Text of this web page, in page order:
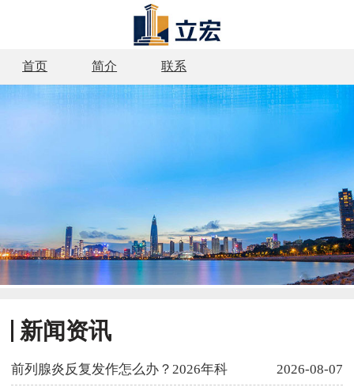
首页 简介 联系
新闻资讯
前列腺炎反复发作怎么办？2026年科 2026-08-07